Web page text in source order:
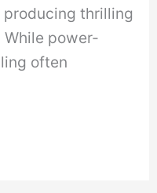
thrilling
power-
often